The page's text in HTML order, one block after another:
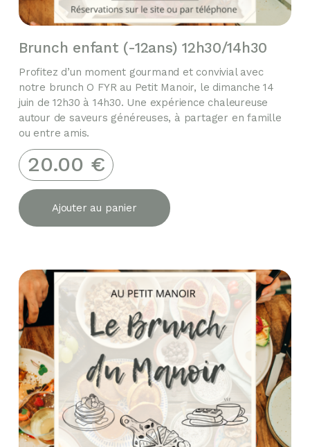
Brunch enfant (-12ans) 12h30/14h30
Profitez d’un moment gourmand et convivial avec
notre brunch O FYR au Petit Manoir, le dimanche 14
juin de 12h30 à 14h30. Une expérience chaleureuse
autour de saveurs généreuses, à partager en famille
ou entre amis.
20.00 €
Ajouter au panier